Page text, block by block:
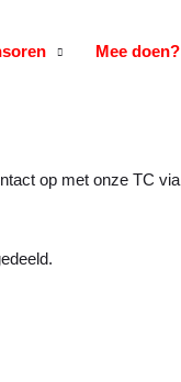
Mee doen?
op met onze TC via